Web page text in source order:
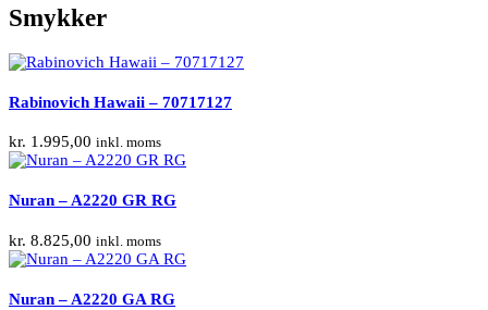
Smykker
Rabinovich Hawaii – 70717127
kr. 1.995,00 inkl. moms
Nuran – A2220 GR RG
kr. 8.825,00 inkl. moms
Nuran – A2220 GA RG